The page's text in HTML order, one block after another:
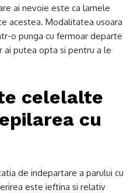
ai nevoie este ca lamele
acestea. Modalitatea usoara
o punga cu fermoar departe
putea opta si pentru a le
celelalte
cu
de indepartare a parului cu
este ieftina si relativ